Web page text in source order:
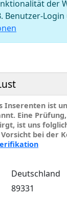
der
Benutzer-
Inserenten ist
Eine
ist uns
bei der
Deutschland
89331